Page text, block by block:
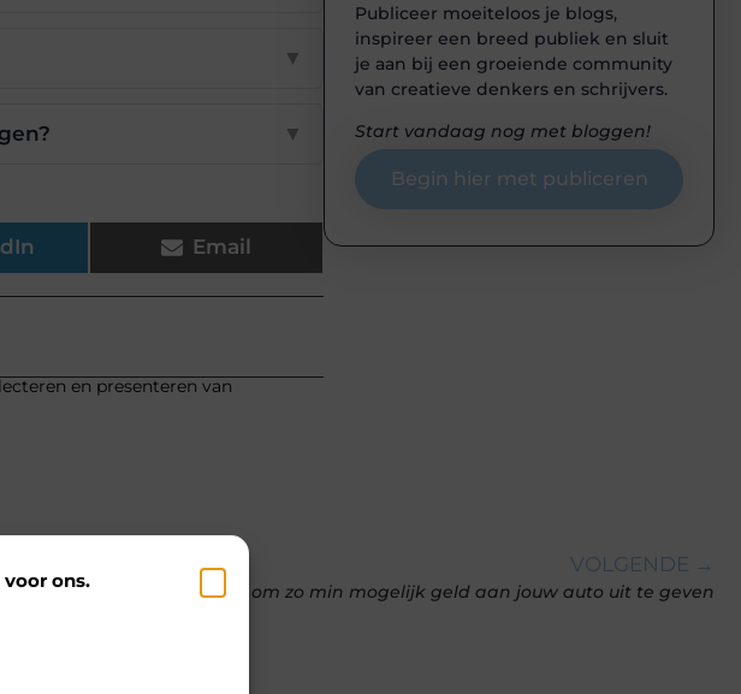
ons.
▼
▼
Email
en presenteren van
Publiceer moeiteloos je blogs,
inspireer een breed publiek en sluit
je aan bij een groeiende community
van creatieve denkers en schrijvers.
Start vandaag nog met bloggen!
Begin hier met publiceren
VOLGENDE →
Vier tips om zo min mogelijk geld aan jouw auto uit te geven